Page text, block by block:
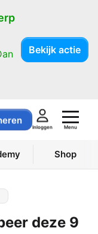
Bekijk actie
Inloggen Menu
Shop
deze 9